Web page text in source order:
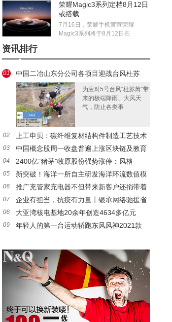
荣耀Magic3系列定档8月12日
或搭载
7月16日，荣耀手机官宣荣耀
Magic3系列将于8月12日在
资讯排行
01
中国二冶山东分公司各项目迎战台风杜苏
为应对5号台风“杜苏芮”带
来的极端降雨、大风天
气，防止各类事
02
上工申贝：碳纤维复材结构件制造工艺技术
取
03
中国概念股周一收盘普遍上涨区块链及教育
股
04 2400亿“猪茅”牧原股份强势涨停：风格
05
新突破！海洋一所自主研发海洋环流数值模
式
06
推广充管家充电器不但带来新客户还捎带着
卖
07
企业有担当，抗疫有力量丨银承网络驰援省
市
08 大亚湾核电基地20余年创造4634多亿元
09 年轻人的第一台运动轿跑东风风神2021款